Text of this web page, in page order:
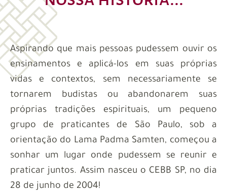
Aspirando que mais pessoas pudessem ouvir os
ensinamentos e aplicá-los em suas próprias
vidas e contextos, sem necessariamente se
tornarem budistas ou abandonarem suas
próprias tradições espirituais, um pequeno
grupo de praticantes de São Paulo, sob a
orientação do Lama Padma Samten, começou a
sonhar um lugar onde pudessem se reunir e
praticar juntos. Assim nasceu o CEBB SP, no dia
28 de junho de 2004!